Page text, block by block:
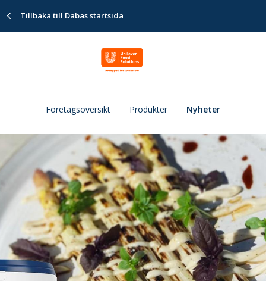
Tillbaka till Dabas startsida
Företagsöversikt Produkter Nyheter